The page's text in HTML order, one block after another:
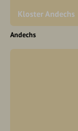
Kloster Andechs
Andechs